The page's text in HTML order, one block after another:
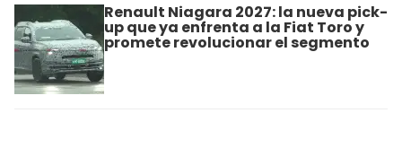
Renault Niagara 2027: la nueva pick-
up que ya enfrenta a la Fiat Toro y
promete revolucionar el segmento